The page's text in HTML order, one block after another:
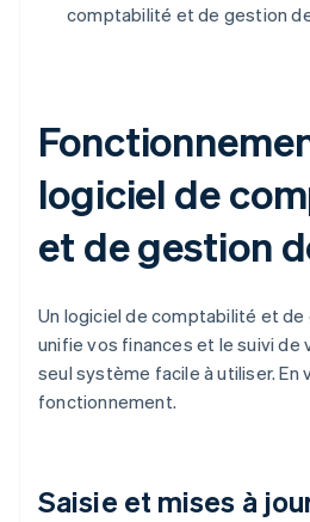
comptabilité et de gestion
logiciel de
et de gestion
Un logiciel de comptabilité et
unifie vos finances et le suivi de
seul système facile à utiliser. En
fonctionnement.
Saisie et mises à